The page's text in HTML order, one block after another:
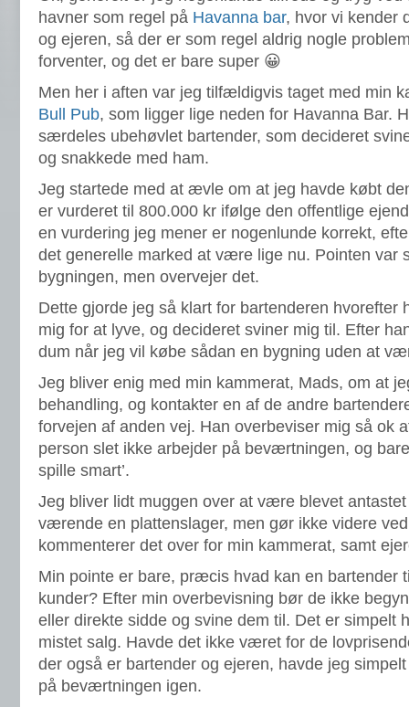
havner som regel på Havanna bar, hvor vi kender
og ejeren, så der er som regel aldrig nogle
forventer, og det er bare super 😀
Men her i aften var jeg tilfældigvis taget med min
Bull Pub, som ligger lige neden for Havanna Bar.
særdeles ubehøvlet bartender, som decideret
og snakkede med ham.
Jeg startede med at ævle om at jeg havde købt
er vurderet til 800.000 kr ifølge den offentlige
en vurdering jeg mener er nogenlunde korrekt,
det generelle marked at være lige nu. Pointen var
bygningen, men overvejer det.
Dette gjorde jeg så klart for bartenderen hvorefter
mig for at lyve, og decideret sviner mig til. Efter
dum når jeg vil købe sådan en bygning uden at
Jeg bliver enig med min kammerat, Mads, om at
behandling, og kontakter en af de andre
forvejen af anden vej. Han overbeviser mig så ok
person slet ikke arbejder på beværtningen, og
spille smart’.
Jeg bliver lidt muggen over at være blevet
værende en plattenslager, men gør ikke videre
kommenterer det over for min kammerat, samt
Min pointe er bare, præcis hvad kan en bartender
kunder? Efter min overbevisning bør de ikke
eller direkte sidde og svine dem til. Det er simpelt
mistet salg. Havde det ikke været for de
der også er bartender og ejeren, havde jeg
på beværtningen igen.